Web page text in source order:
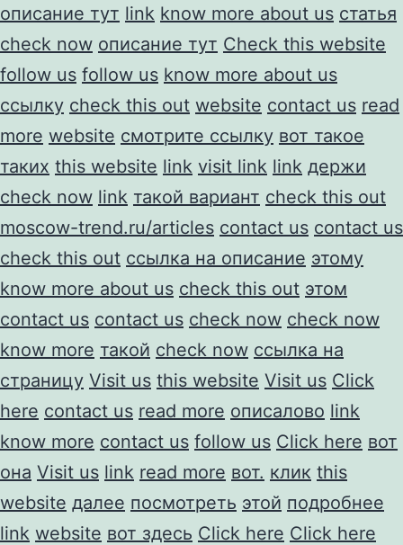
описание тут link know more about us статья
check now описание тут Check this website
follow us follow us know more about us
ссылку check this out website contact us read
more website смотрите ссылку вот такое
таких this website link visit link link держи
check now link такой вариант check this out
moscow-trend.ru/articles contact us contact us
check this out ссылка на описание этому
know more about us check this out этом
contact us contact us check now check now
know more такой check now ссылка на
страницу Visit us this website Visit us Click
here contact us read more описалово link
know more contact us follow us Click here вот
она Visit us link read more вот. клик this
website далее посмотреть этой подробнее
link website вот здесь Click here Click here